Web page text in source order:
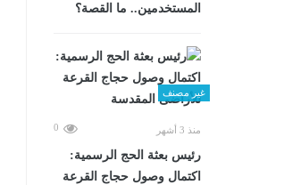
المستخدمين.. ما القصة؟
غير مصنف
منذ 3 أشهر 0
رئيس بعثة الحج الرسمية:
اكتمال وصول حجاج القرعة